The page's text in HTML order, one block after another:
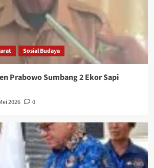
Sosial Budaya
Prabowo Sumbang 2 Ekor Sapi
2026 0